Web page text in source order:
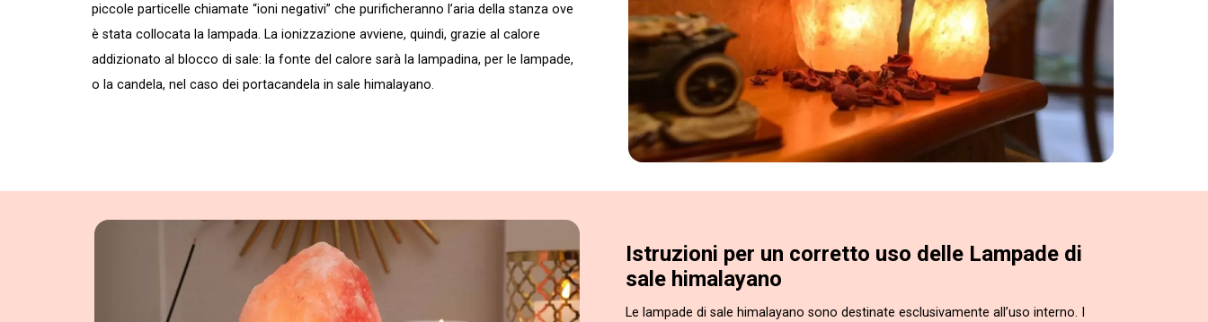
piccole particelle chiamate “ioni negativi” che purificheranno l’aria della stanza ove
è stata collocata la lampada. La ionizzazione avviene, quindi, grazie al calore
addizionato al blocco di sale: la fonte del calore sarà la lampadina, per le lampade,
o la candela, nel caso dei portacandela in sale himalayano.
Istruzioni per un corretto uso delle Lampade di
sale himalayano
Le lampade di sale himalayano sono destinate esclusivamente all’uso interno. I